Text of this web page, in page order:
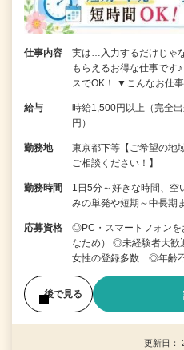
仕事内容
実は…入力するだけじゃ
もらえるお得な仕事です
スでOK！ ▼こんなお仕
給与
時給1,500円以上（完全
円）
勤務地
東京都下等【ご希望の
ご相談ください！】
勤務時間
1日5分～好きな時間、
みの単発や短期～中長期
応募資格
◎PC・スマートフォン
なため） ◎未経験者大
女性の登録多数 ◎年齢
後で見る
更新日：